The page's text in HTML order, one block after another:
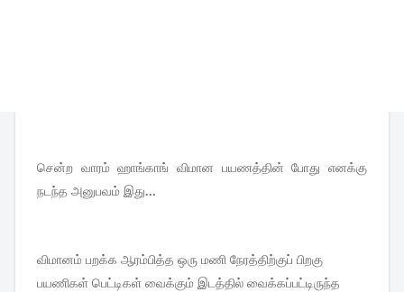
சென்ற வாரம் ஹாங்காங் விமான பயணத்தின் போது
எனக்கு
நடந்த அனுபவம் இது...
விமானம் பறக்க ஆரம்பித்த ஒரு மணி நேரத்திற்குப் பிறகு
பயணிகள் பெட்டிகள் வைக்கும் இடத்தில் வைக்கப்பட்டிருந்த